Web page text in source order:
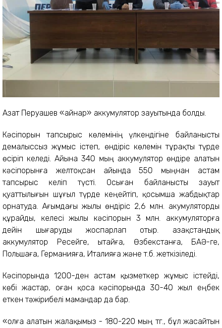
Азат Перуашев «Қайнар» аккумулятор зауытында болды.
Кәсіпорын тапсырыс көлемінің үлкендігіне байланысты
демалыссыз жұмыс істеп, өндіріс көлемін тұрақты түрде
өсіріп келеді. Айына 340 мың аккумулятор өндіре алатын
кәсіпорынға желтоқсан айында 550 мыңнан астам
тапсырыс келіп түсті. Осыған байланысты зауыт
қуаттылығын шұғыл түрде кеңейтіп, қосымша жабдықтар
орнатуда. Ағымдағы жылы өндіріс 2,6 млн. акумуляторды
құрайды, келесі жылы кәсіпорын 3 млн. аккумуляторға
дейін шығаруды жоспарлап отыр. Қазақстандық
аккумулятор Ресейге, Қытайға, Өзбекстанға, БАӘ-ге,
Польшаға, Германияға, Италияға және т.б. жеткізіледі.
Кәсіпорында 1200-ден астам қызметкер жұмыс істейді,
көбі жастар, оған қоса кәсіпорында 30-40 жыл еңбек
еткен тәжірибелі мамандар да бар.
«Қолға алатын жалақымыз - 180-220 мың тг., бұл жасайтын